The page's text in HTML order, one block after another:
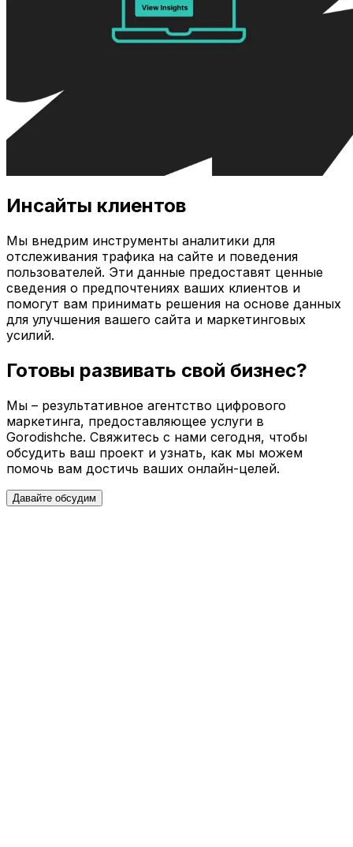
Инсайты клиентов
Мы внедрим инструменты аналитики для
отслеживания трафика на сайте и поведения
пользователей. Эти данные предоставят ценные
сведения о предпочтениях ваших клиентов и
помогут вам принимать решения на основе данных
для улучшения вашего сайта и маркетинговых
усилий.
Готовы развивать свой бизнес?
Мы – результативное агентство цифрового
маркетинга, предоставляющее услуги в
Gorodishche. Свяжитесь с нами сегодня, чтобы
обсудить ваш проект и узнать, как мы можем
помочь вам достичь ваших онлайн-целей.
Давайте обсудим